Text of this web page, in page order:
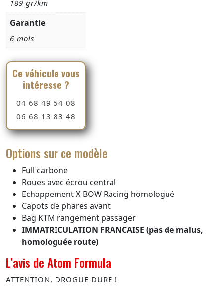
189 gr/km
Garantie
6 mois
Ce véhicule vous
intéresse ?
04 68 49 54 08
06 68 13 83 48
Options sur ce modèle
Full carbone
Roues avec écrou central
Echappement X-BOW Racing homologué
Capots de phares avant
Bag KTM rangement passager
IMMATRICULATION FRANCAISE (pas de malus,
homologuée route)
L’avis de Atom Formula
ATTENTION, DROGUE DURE !